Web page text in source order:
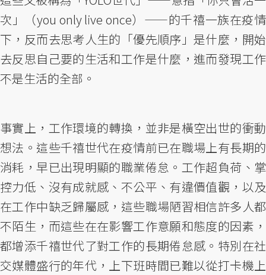
次」（you only live once）——的千禧一族在疫情
下，反而去思考人生的「優先順序」是什麼，開始
去反思自己要的生活和工作是什麼，進而發現工作
不是生活的全部。
事實上，工作環境的轉換，並非是橫空出世的衝動
想法。這些千禧世代在疫情前已在職場上有長期的
消耗，早已出現明顯的職業倦怠。工作超負荷、掌
控力低、沒有成就感、不公平、有違價值觀，以及
在工作中缺乏歸屬感，這些職場陋習相信許多人都
不陌生，而這些在在影響工作意願和態度的因素，
都增添千禧世代了對工作的長期倦怠感。特別在社
交媒體盛行的年代，上下班時間已難以從打卡機上